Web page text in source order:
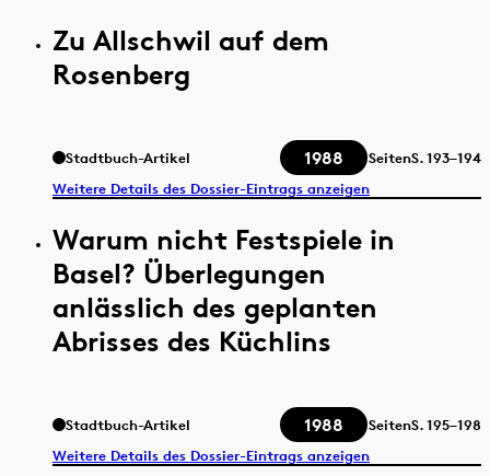
Zu Allschwil auf dem
Rosenberg
Stadtbuch-Artikel 1988 SeitenS.193–194
Weitere Details des Dossier-Eintrags anzeigen
Warum nicht Festspiele in
Basel? Überlegungen
anlässlich des geplanten
Abrisses des Küchlins
Stadtbuch-Artikel 1988 SeitenS.195–198
Weitere Details des Dossier-Eintrags anzeigen